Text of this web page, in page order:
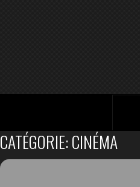
CATÉGORIE: CINÉMA